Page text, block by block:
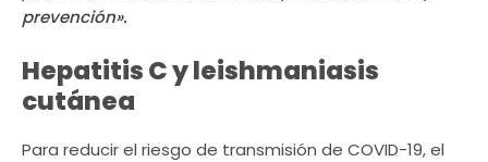
prevención».
Hepatitis C y leishmaniasis
cutánea
Para reducir el riesgo de transmisión de COVID-19, el